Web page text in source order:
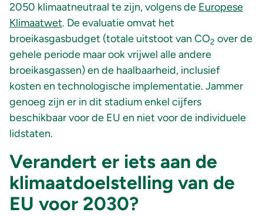
2050 klimaatneutraal te zijn, volgens de Europese
Klimaatwet. De evaluatie omvat het
broeikasgasbudget (totale uitstoot van CO2 over de
gehele periode maar ook vrijwel alle andere
broeikasgassen) en de haalbaarheid, inclusief
kosten en technologische implementatie. Jammer
genoeg zijn er in dit stadium enkel cijfers
beschikbaar voor de EU en niet voor de individuele
lidstaten.
Verandert er iets aan de
klimaatdoelstelling van de
EU voor 2030?